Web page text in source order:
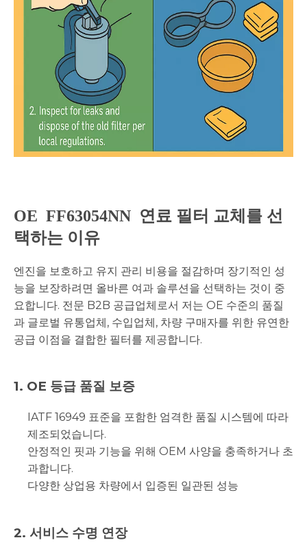
OE FF63054NN 연료 필터 교체를 선
택하는 이유
엔진을 보호하고 유지 관리 비용을 절감하며 장기적인 성
능을 보장하려면 올바른 여과 솔루션을 선택하는 것이 중
요합니다. 전문 B2B 공급업체로서 저는 OE 수준의 품질
과 글로벌 유통업체, 수입업체, 차량 구매자를 위한 유연한
공급 이점을 결합한 필터를 제공합니다.
1. OE 등급 품질 보증
IATF 16949 표준을 포함한 엄격한 품질 시스템에 따라
제조되었습니다.
안정적인 핏과 기능을 위해 OEM 사양을 충족하거나 초
과합니다.
다양한 상업용 차량에서 입증된 일관된 성능
2. 서비스 수명 연장